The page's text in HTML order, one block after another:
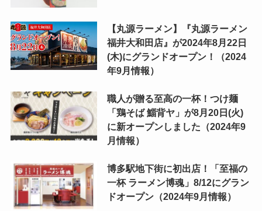
【丸源ラーメン】『丸源ラーメン
福井大和田店』が2024年8月22日
(木)にグランドオープン！（2024
年9月情報）
職人が贈る至高の一杯！つけ麺
「鶏そば 鯔背ヤ」が8月20日(火)
に新オープンしました（2024年9
月情報）
博多駅地下街に初出店！「至福の
一杯 ラーメン博魂」8/12にグラン
ドオープン（2024年9月情報）